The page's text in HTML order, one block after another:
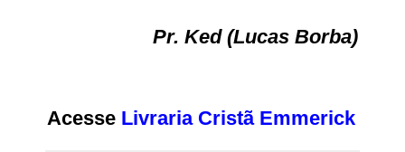
Pr. Ked (Lucas Borba)
Acesse Livraria Cristã Emmerick